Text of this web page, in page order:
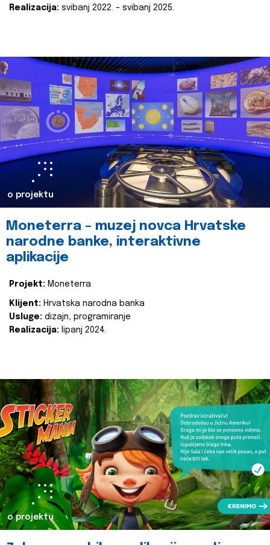
Realizacija: svibanj 2022. – svibanj 2025.
o projektu
Moneterra – muzej novca Hrvatske
narodne banke, interaktivne
aplikacije
Projekt: Moneterra
Klijent: Hrvatska narodna banka
Usluge: dizajn, programiranje
Realizacija: lipanj 2024.
o projektu